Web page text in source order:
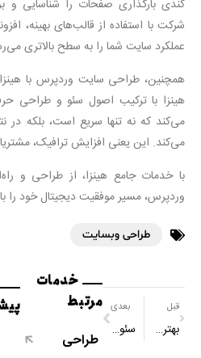
کندی بارگذاری صفحات را شناسایی و
شرکت با استفاده از قالب‌های بهینه،
عملکرد سایت شما را به سطح بالاتری
همچنین، طراحی سایت وردپرس با
هینزا با ترکیب اصول سئو و طراحی
می‌کند که نه تنها سریع است، بلکه در
می‌کند. این یعنی افزایش ترافیک،
با خدمات جامع هینزا، از طراحی و
وردپرس، مسیر موفقیت دیجیتال خود را
طراحی وبسایت
قبل
بهترین ابزارهای مانیتورینگ شبکه
بعدی
سئو سایت وردپرس
خدمات
مرتبط
طراحی